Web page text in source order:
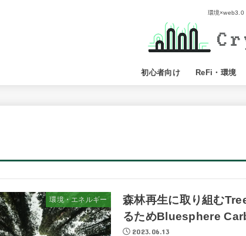
環境×web3.0
初心者向け ReFi・環境
環境・エネルギー
森林再生に取り組む
るためBluesphere
2023.06.13